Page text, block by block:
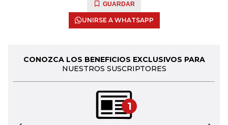
GUARDAR
UNIRSE A WHATSAPP
CONOZCA LOS BENEFICIOS EXCLUSIVOS PARA
NUESTROS SUSCRIPTORES
1